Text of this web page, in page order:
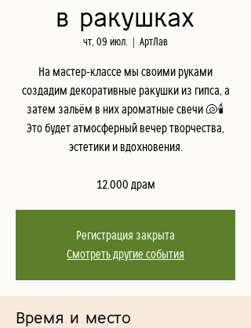
в ракушках
чт, 09 июл. АртЛав
На мастер-классе мы своими руками
создадим декоративные ракушки из гипса, а
затем зальём в них ароматные свечи 🐚🕯️
Это будет атмосферный вечер творчества,
эстетики и вдохновения.
12.000 драм
Регистрация закрыта
Смотреть другие события
Время и место